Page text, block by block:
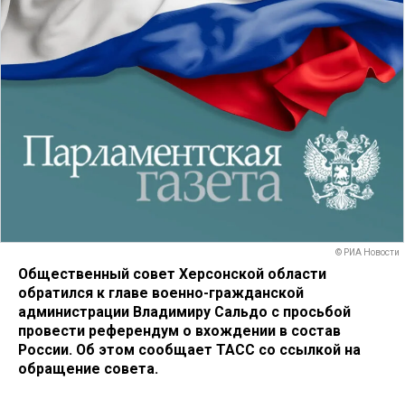
© РИА Новости
Общественный совет Херсонской области
обратился к главе военно-гражданской
администрации Владимиру Сальдо с просьбой
провести референдум о вхождении в состав
России. Об этом сообщает ТАСС со ссылкой на
обращение совета.